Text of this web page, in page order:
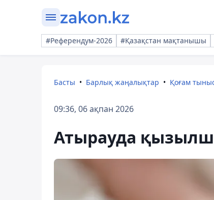
#Референдум-2026 #Қазақстан мақтанышы
Басты Барлық жаңалықтар Қоғам
09:36, 06 ақпан 2026
Атырауда